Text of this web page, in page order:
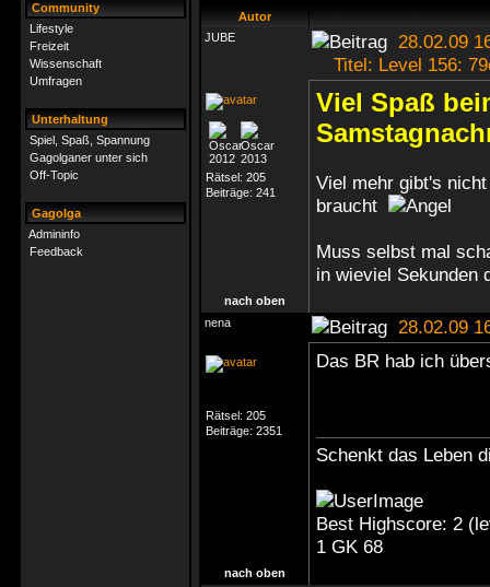
Community
Lifestyle
Freizeit
Wissenschaft
Umfragen
Unterhaltung
Spiel, Spaß, Spannung
Gagolganer unter sich
Off-Topic
Gagolga
Admininfo
Feedback
Autor
JUBE
28.02.09
Titel: Level 156:
Rätsel: 205
Beiträge: 241
Viel Spaß
Viel mehr gibt's
braucht
Muss selbst mal
in wieviel
nach oben
nena
28.02.09
Rätsel: 205
Beiträge: 2351
Das BR hab ich
Schenkt das Leben
Best Highscore: 2
1 GK 68
nach oben